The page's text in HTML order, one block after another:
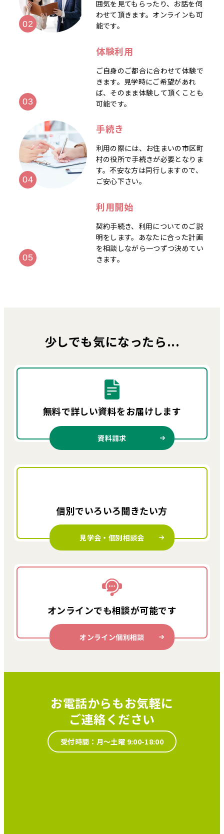
囲気を見てもらったり、お話を伺
わせて頂きます。オンラインも可
能です。
体験利用
ご自身のご都合に合わせて体験で
きます。見学時にご希望があれ
ば、そのまま体験して頂くことも
可能です。
手続き
利用の際には、お住まいの市区町
村の役所で手続きが必要となりま
す。不安な方は同行しますので、
ご安心下さい。
利用開始
契約手続き、利用についてのご説
明をします。あなたに合った計画
を相談しながら一つずつ決めてい
きます。
少しでも気になったら...
無料で詳しい資料をお届けします
資料請求
個別でいろいろ聞きたい方
見学会・個別相談会
オンラインでも相談が可能です
オンライン個別相談
お電話からもお気軽に
ご連絡ください
受付時間：月～土曜 9:00-18:00